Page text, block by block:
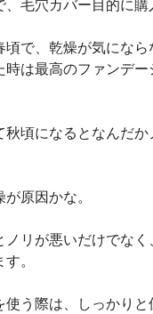
毛穴カバー目的に購
で、乾燥が気になら
時は最高のファンデ
秋頃になるとなんだ
原因かな。
ノリが悪いだけでな
。
使う際は、しっかり